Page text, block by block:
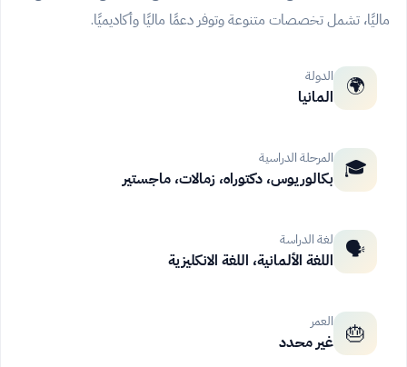
ماليًا، تشمل تخصصات متنوعة وتوفر دعمًا ماليًا وأكاديميًا.
🌍 الدولة
المانيا
🎓 المرحلة الدراسية
بكالوريوس، دكتوراه، زمالات، ماجستير
🗣️ لغة الدراسة
اللغة الألمانية، اللغة الانكليزية
🎂 العمر
غير محدد